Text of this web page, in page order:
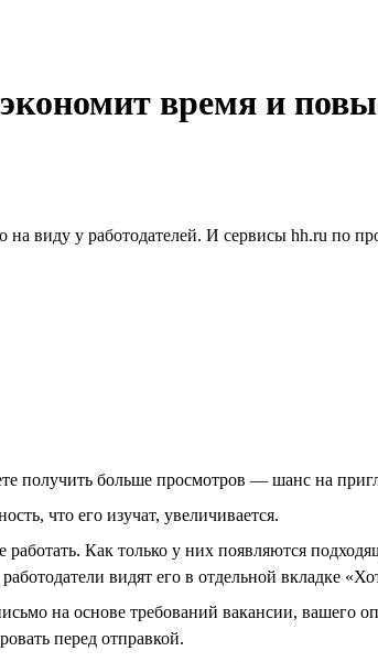
время и
на виду у работодателей. И сервисы hh.ru по
получить больше просмотров — шанс на
что его изучат, увеличивается.
Как только у них появляются
видят его в отдельной вкладке
на основе требований вакансии, вашего
перед отправкой.